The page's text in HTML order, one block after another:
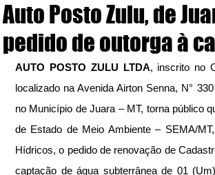
Auto Posto Zulu, de
pedido de outorga à
AUTO POSTO ZULU LTDA, inscrito no
localizado na Avenida Airton Senna, N°
no Município de Juara – MT, torna público
de Estado de Meio Ambiente – SEMA/
Hídricos, o pedido de renovação de
captação de água subterrânea de 01